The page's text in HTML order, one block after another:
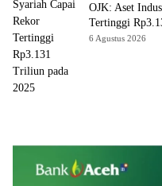
OJK: Aset
Tertinggi
6 Agustus 2026